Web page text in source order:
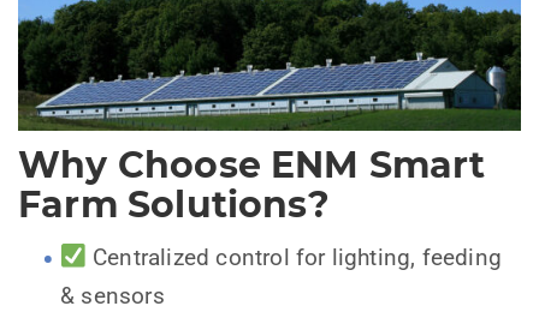
Why Choose ENM Smart
Farm Solutions?
Centralized control for lighting, feeding
& sensors